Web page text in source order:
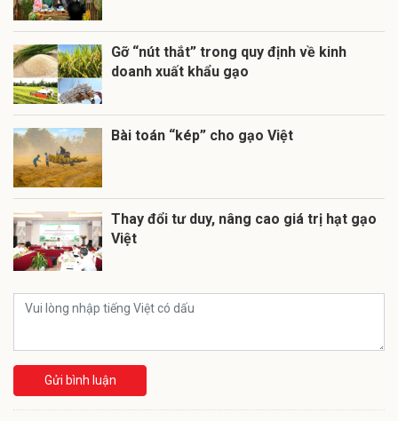
Gỡ “nút thắt” trong quy định về kinh
doanh xuất khẩu gạo
Bài toán “kép” cho gạo Việt
Thay đổi tư duy, nâng cao giá trị hạt gạo
Việt
Gửi bình luận